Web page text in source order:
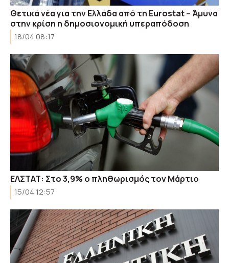
Θετικά νέα για την Ελλάδα από τη Eurostat – Άμυνα
στην κρίση η δημοσιονομική υπεραπόδοση
18/04 08:17
ΕΛΣΤΑΤ: Στο 3,9% ο πληθωρισμός τον Μάρτιο
15/04 12:57